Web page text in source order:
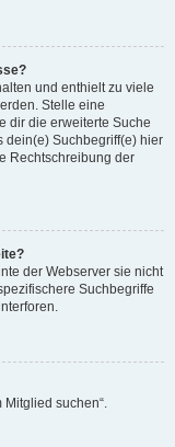
und enthielt zu viele
Stelle eine
dir die erweiterte Suche
dein(e) Suchbegriff(e) hier
Rechtschreibung der
der Webserver sie nicht
Suchbegriffe
suchen“.